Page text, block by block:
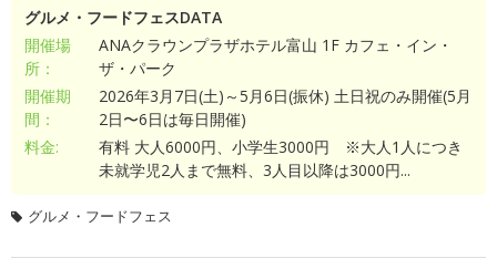
グルメ・フードフェスDATA
開催場
所：
ANAクラウンプラザホテル富山 1F カフェ・イン・
ザ・パーク
開催期
間：
2026年3月7日(土)～5月6日(振休) 土日祝のみ開催(5月
2日〜6日は毎日開催)
料金:
有料 大人6000円、小学生3000円 ※大人1人につき
未就学児2人まで無料、3人目以降は3000円...
グルメ・フードフェス